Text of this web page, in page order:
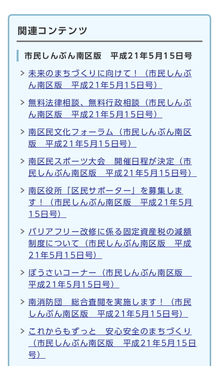
関連コンテンツ
市民しんぶん南区版 平成21年5月15日号
未来のまちづくりに向けて！（市民しんぶ
ん南区版 平成21年5月15日号）
無料法律相談、無料行政相談（市民しんぶ
ん南区版 平成21年5月15日号）
南区民文化フォーラム（市民しんぶん南区
版 平成21年5月15日号）
南区民スポーツ大会 開催日程が決定（市
民しんぶん南区版 平成21年5月15日号）
南区役所「区民サポーター」を募集しま
す！（市民しんぶん南区版 平成21年5月
15日号）
バリアフリー改修に係る固定資産税の減額
制度について（市民しんぶん南区版 平成
21年5月15日号）
ぼうさいコーナー（市民しんぶん南区版
平成21年5月15日号）
南消防団 総合査閲を実施します！（市民
しんぶん南区版 平成21年5月15日号）
これからもずっと 安心安全のまちづくり
（市民しんぶん南区版 平成21年5月15日
号）